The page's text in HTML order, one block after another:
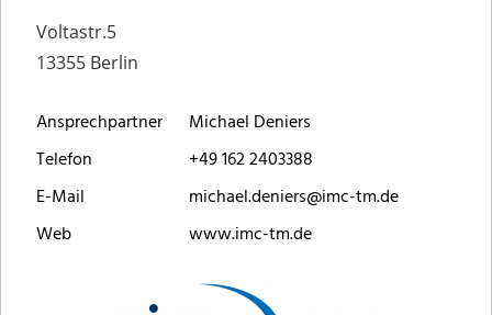
Voltastr.5
13355 Berlin
Ansprechpartner
Michael Deniers
Telefon
+49 162 2403388
E-Mail
michael.deniers@imc-tm.de
Web
www.imc-tm.de